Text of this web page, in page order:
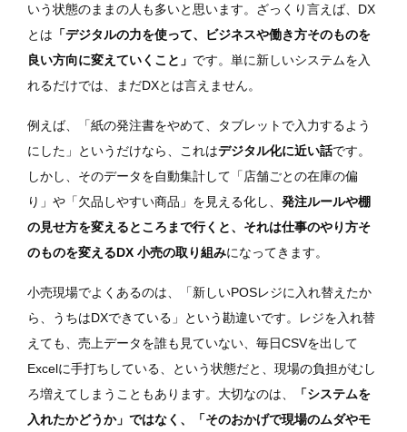
いう状態のままの人も多いと思います。ざっくり言えば、DX
とは 「デジタルの力を使って、ビジネスや働き方そのものを
良い方向に変えていくこと」 です。単に新しいシステムを入
れるだけでは、まだDXとは言えません。
例えば、「紙の発注書をやめて、タブレットで入力するよう
にした」というだけなら、これはデジタル化に近い話です。
しかし、そのデータを自動集計して「店舗ごとの在庫の偏
り」や「欠品しやすい商品」を見える化し、 発注ルールや棚
の見せ方を変えるところまで行くと、それは仕事のやり方そ
のものを変えるDX 小売の取り組みになってきます。
小売現場でよくあるのは、「新しいPOSレジに入れ替えたか
ら、うちはDXできている」という勘違いです。レジを入れ替
えても、売上データを誰も見ていない、毎日CSVを出して
Excelに手打ちしている、という状態だと、現場の負担がむし
ろ増えてしまうこともあります。大切なのは、
「システムを
入れたかどうか」ではなく、「そのおかげで現場のムダやモ